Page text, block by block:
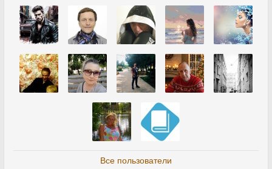
Все пользователи